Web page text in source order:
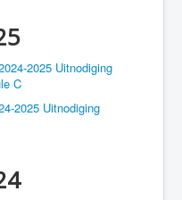
2025 Uitnodiging
C
2025 Uitnodiging